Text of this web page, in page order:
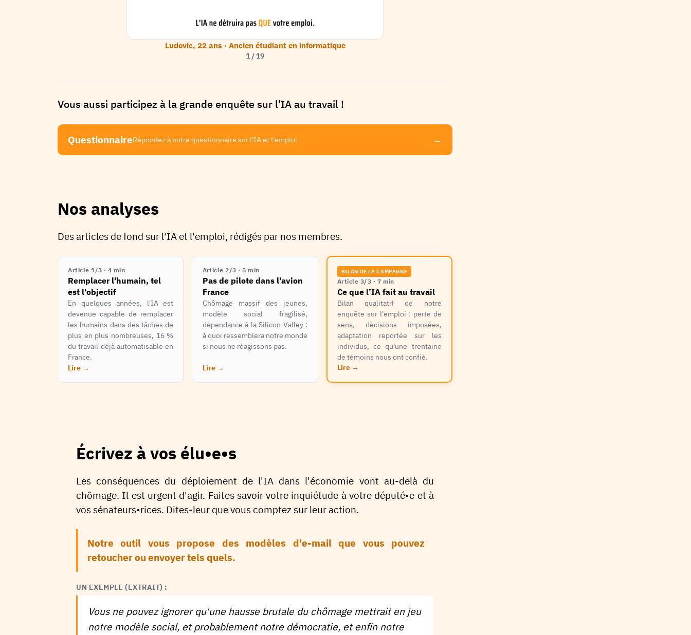
Ludovic, 22ans · Ancien étudiant en informatique
1 /19
Vous aussi participez à la grande enquête sur l'IA au travail !
QuestionnaireRépondez à notre questionnaire sur l'IA et l'emploi →
Nos analyses
Des articles de fond sur l'IA et l'emploi, rédigés par nos membres.
Article 1/3 · 4 min
Remplacer l'humain, tel
est l'objectif
En quelques années, l'IA est
devenue capable de remplacer
les humains dans des tâches de
plus en plus nombreuses, 16 %
du travail déjà automatisable en
France.
Lire →
Article 2/3 · 5 min
Pas de pilote dans l'avion
France
Chômage massif des jeunes,
modèle social fragilisé,
dépendance à la Silicon Valley :
à quoi ressemblera notre monde
si nous ne réagissons pas.
Lire→
BILAN DE LA CAMPAGNE
Article 3/3 · 7 min
Ce que l’IA fait au travail
Bilan qualitatif de notre
enquête sur l'emploi : perte de
sens, décisions imposées,
adaptation reportée sur les
individus, ce qu'une trentaine
de témoins nous ont confié.
Lire→
Écrivez à vos élu•e•s
Les conséquences du déploiement de l'IA dans l'économie vont au-delà du
chômage. Il est urgent d'agir. Faites savoir votre inquiétude à votre député•e et à
vos sénateurs•rices. Dites-leur que vous comptez sur leur action.
Notre outil vous propose des modèles d'e-mail que vous pouvez
retoucher ou envoyer tels quels.
UN EXEMPLE (EXTRAIT) :
Vous ne pouvez ignorer qu'une hausse brutale du chômage mettrait en jeu
notre modèle social, et probablement notre démocratie, et enfin notre